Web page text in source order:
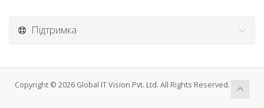
Підтримка
Copyright © 2026 Global IT Vision Pvt. Ltd. All Rights Reserved.